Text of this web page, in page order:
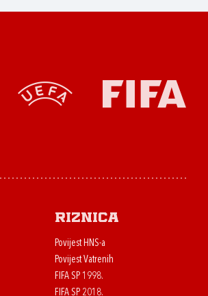
Riznica
Povijest HNS-a
Povijest Vatrenih
FIFA SP 1998.
FIFA SP 2018.